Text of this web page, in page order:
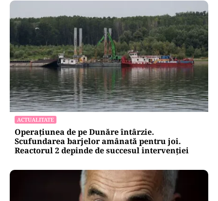
ACTUALITATE
Operațiunea de pe Dunăre întârzie.
Scufundarea barjelor amânată pentru joi.
Reactorul 2 depinde de succesul intervenției